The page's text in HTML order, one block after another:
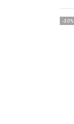
-30%